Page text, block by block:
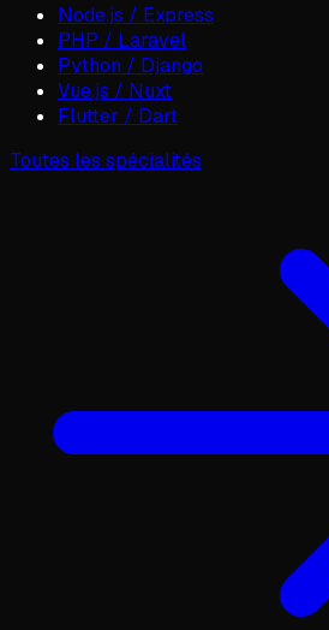
Node.js / Express
PHP / Laravel
Python / Django
Vue.js / Nuxt
Flutter / Dart
Toutes les spécialités